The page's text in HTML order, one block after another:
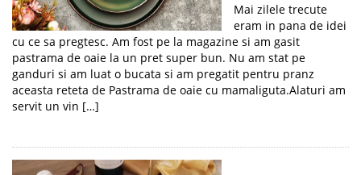
Mai zilele trecute
eram in pana de idei
cu ce sa pregtesc. Am fost pe la magazine si am gasit
pastrama de oaie la un pret super bun. Nu am stat pe
ganduri si am luat o bucata si am pregatit pentru pranz
aceasta reteta de Pastrama de oaie cu mamaliguta.Alaturi am
servit un vin […]